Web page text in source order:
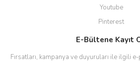
Youtube
Pinterest
E-Bültene Kayıt
Fırsatları, kampanya ve duyuruları ile ilgili